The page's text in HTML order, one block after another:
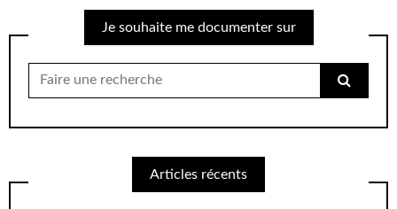
publicationsJe souhaite me documenter sur
pour:
Articles récents